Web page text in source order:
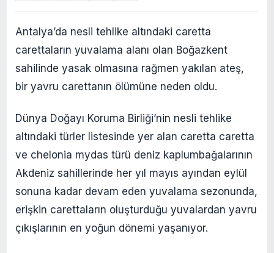
Antalya’da nesli tehlike altındaki caretta
carettaların yuvalama alanı olan Boğazkent
sahilinde yasak olmasına rağmen yakılan ateş,
bir yavru carettanın ölümüne neden oldu.
Dünya Doğayı Koruma Birliği’nin nesli tehlike
altındaki türler listesinde yer alan caretta caretta
ve chelonia mydas türü deniz kaplumbağalarının
Akdeniz sahillerinde her yıl mayıs ayından eylül
sonuna kadar devam eden yuvalama sezonunda,
erişkin carettaların oluşturduğu yuvalardan yavru
çıkışlarının en yoğun dönemi yaşanıyor.